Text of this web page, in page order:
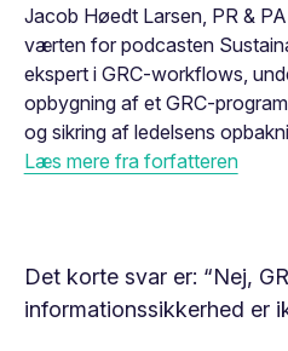
Jacob Høedt Larsen, PR &
værten for podcasten
ekspert i GRC-workflows,
opbygning af et GRC-
og sikring af ledelsens
Læs mere fra forfatteren
Det korte svar er: “Nej,
informationssikkerhed er